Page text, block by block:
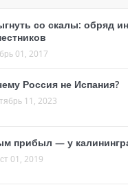
со скалы: обряд
01, 2017
Россия не Испания?
11, 2023
прибыл — у
01, 2019